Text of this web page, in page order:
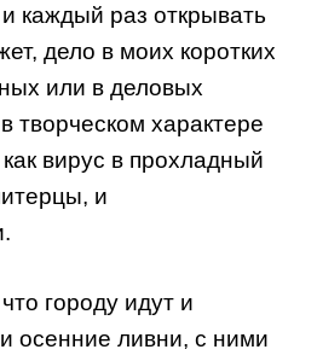
каждый раз открывать
дело в моих коротких
или в деловых
творческом характере
вирус в прохладный
и
городу идут и
осенние ливни, с ними